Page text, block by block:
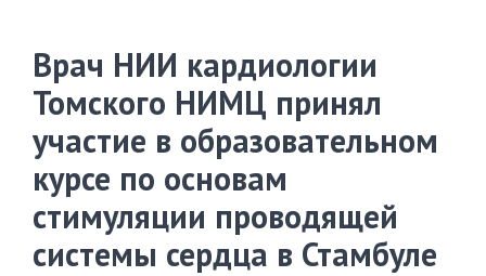
Врач НИИ кардиологии
Томского НИМЦ принял
участие в образовательном
курсе по основам
стимуляции проводящей
системы сердца в Стамбуле